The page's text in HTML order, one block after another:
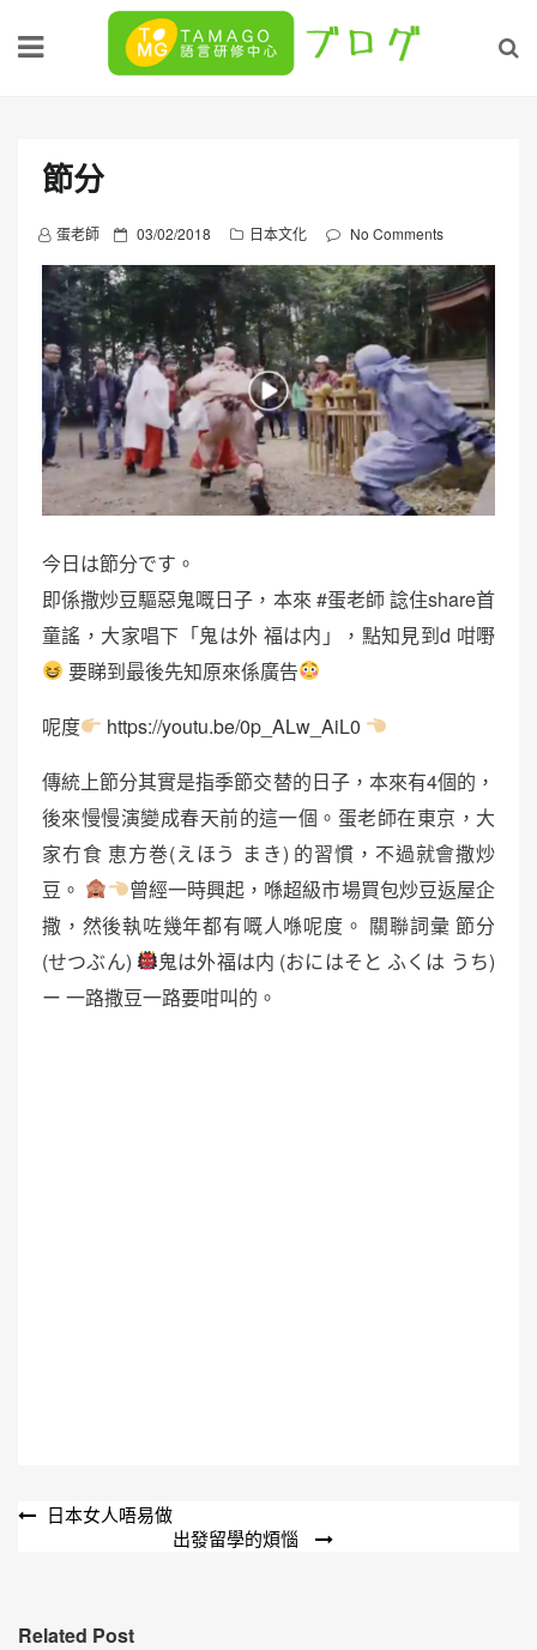
節分
蛋老師
P
o
s
t
e
d
o
03/02/2018 日本文化 No Comments
今日は節分です。
即係撒炒豆驅惡鬼嘅日子，本來 #蛋老師 諗住share首
童謠，大家唱下「鬼は外 福は内」，點知見到d 咁嘢
要睇到最後先知原來係廣告
呢度
https://youtu.be/0p_ALw_AiL0
傳統上節分其實是指季節交替的日子，本來有4個的，
後來慢慢演變成春天前的這一個。蛋老師在東京，大
家冇食 恵方巻(えほう まき) 的習慣，不過就會撒炒
豆。
曾經一時興起，喺超級市場買包炒豆返屋企
撒，然後執咗幾年都有嘅人喺呢度。 關聯詞彙 節分
(せつぶん)
鬼は外福は内 (おにはそと ふくは うち)
ー 一路撒豆一路要咁叫的。
文
覽
日本女人唔易做
出發留學的煩惱
Related Post